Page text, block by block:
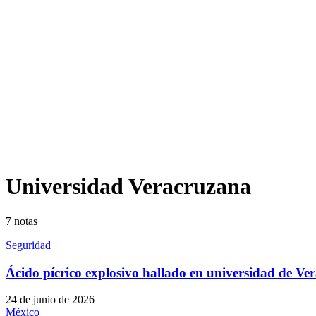
Universidad Veracruzana
7 notas
Seguridad
Ácido pícrico explosivo hallado en universidad de
24 de junio de 2026
México